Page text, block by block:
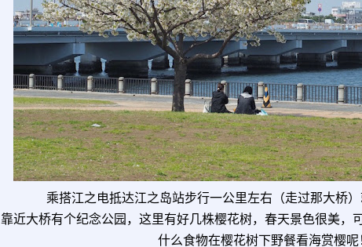
乘搭江之电抵达江之岛站步行一公里左右（走过那大桥
靠近大桥有个纪念公园，这里有好几株樱花树，春天景色很美，
什么食物在樱花树下野餐看海赏樱呢